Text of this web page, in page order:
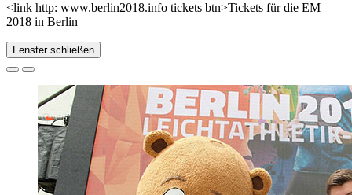
<link http: www.berlin2018.info tickets btn>Tickets für die EM
2018 in Berlin
Fenster schließen